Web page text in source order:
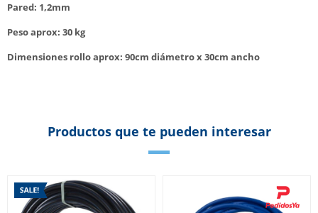
Pared: 1,2mm
Peso aprox: 30 kg
Dimensiones rollo aprox: 90cm diámetro x 30cm ancho
Productos que te pueden interesar